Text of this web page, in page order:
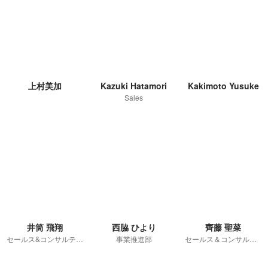
上村美加 Kazuki Hatamori
Sales
Kakimoto Yusuke
井筒 飛翔 西脇 ひより
事業推進部
齊藤 聖菜